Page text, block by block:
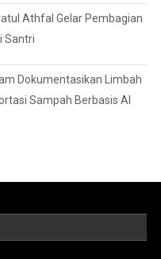
Athfal Gelar Pembagian
Santri
Dokumentasikan Limbah
Sampah Berbasis AI